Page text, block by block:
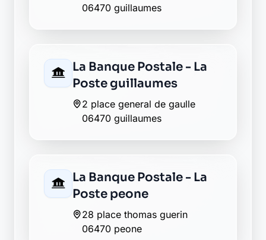
06470 guillaumes
La Banque Postale - La
Poste guillaumes
2 place general de gaulle
06470 guillaumes
La Banque Postale - La
Poste peone
28 place thomas guerin
06470 peone